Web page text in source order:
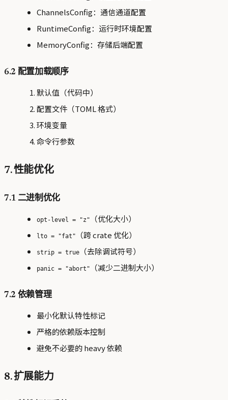
ChannelsConfig：通信通道配置
RuntimeConfig：运行时环境配置
MemoryConfig：存储后端配置
6.2 配置加载顺序
默认值（代码中）
配置文件（TOML 格式）
环境变量
命令行参数
7. 性能优化
7.1 二进制优化
opt-level = "z" （优化大小）
lto = "fat" （跨 crate 优化）
strip = true （去除调试符号）
panic = "abort" （减少二进制大小）
7.2 依赖管理
最小化默认特性标记
严格的依赖版本控制
避免不必要的 heavy 依赖
8. 扩展能力